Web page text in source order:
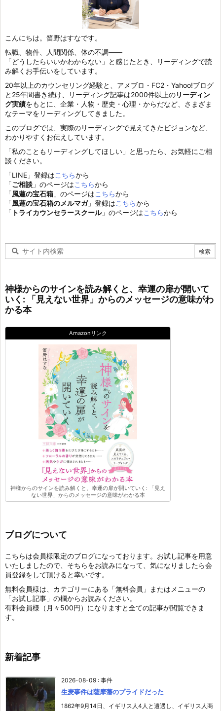
こんにちは。笛野はすなです。
転職、物件、人間関係、体の不調——
「どうしたらいいかわからない」と感じたとき、リーディングで読
み解くお手伝いをしています。
20年以上のカウンセリング経験と、アメブロ・FC2・Yahoo!ブログ
と25年間書き続け、リーディング記事は2000件以上のリーディン
グ実績をもとに、企業・人物・歴史・心理・からだなど、さまざま
なテーマをリーディングしてきました。
このブログでは、実際のリーディングで見えてきたビジョンなど、
わかりやすくお伝えしています。
「私のこともリーディングしてほしい」と思ったら、お気軽にご相
談ください。
「LINE」登録はこちらから
「ご相談 」のページはこちらから
「風蓮の宝石箱 」のページはこちらから
「風蓮の宝石箱のメルマガ」登録はこちらから
「 トライカウンセラースクール」のページはこちらから
神様からのサインを読み解くと、幸運の扉が開いて
いく: 「見えない世界」からのメッセージの意味がわ
かる本
Amazonリンク
神様からのサインを読み解くと、幸運の扉が開いていく: 「見え
ない世界」からのメッセージの意味がわかる本
ブログについて
こちらは会員様限定のブログになっております。お試し記事を用意
いたしましたので、そちらをお読みになって、気になりましたら会
員登録をして頂けると幸いです。
無料会員様は、カテゴリーにある「無料会員」またはメニューの
「お試し記事」の欄からお読みください。
有料会員様（月々500円）になりますと全ての記事が閲覧できま
す。
新着記事
2026-08-09 : 事件
生麦事件は薩摩藩のプライドだった
1862年9月14日、イギリス人4人と遭遇し、イギリス人商